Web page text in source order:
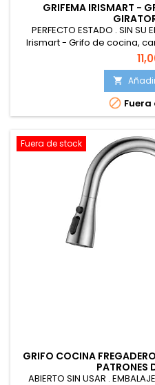
GRIFEMA IRISMART -
PERFECTO ESTADO . SIN SU
Irismart - Grifo de cocina,
monomando

 Fuera
Fuera de stock
GRIFO COCINA
PATRONES
ABIERTO SIN USAR .